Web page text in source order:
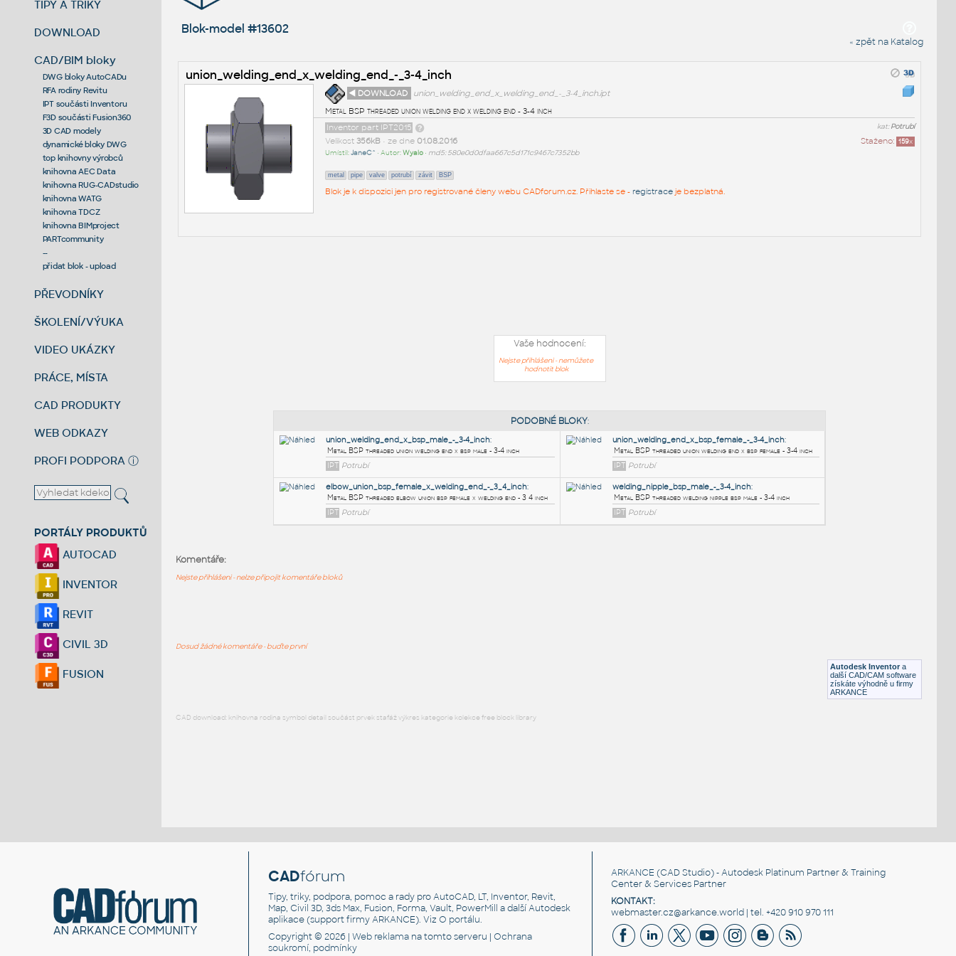
TIPY A TRIKY
DOWNLOAD
CAD/BIM bloky
DWG bloky AutoCADu
RFA rodiny Revitu
IPT součásti Inventoru
F3D součásti Fusion360
3D CAD modely
dynamické bloky DWG
top knihovny výrobců
knihovna AEC Data
knihovna RUG-CADstudio
knihovna WATG
knihovna TDCZ
knihovna BIMproject
PARTcommunity
--
přidat blok - upload
PŘEVODNÍKY
ŠKOLENÍ/VÝUKA
VIDEO UKÁZKY
PRÁCE, MÍSTA
CAD PRODUKTY
WEB ODKAZY
PROFI PODPORA ⓘ
PORTÁLY PRODUKTŮ
AUTOCAD
INVENTOR
REVIT
CIVIL 3D
FUSION
Blok-model #13602
« zpět na Katalog
union_welding_end_x_welding_end_-_3-4_inch
◄ DOWNLOAD
union_welding_end_x_welding_end_-_3-4_inch.ipt
Metal BSP threaded union welding end x welding end - 3-4 inch
kat:Potrubí
Inventor part IPT2015
Staženo: 159x
Velikost 356kB• ze dne 01.08.2016
Umístil:JaneC^ • Autor:Wyalo• md5: 580e0d0dfaa667c5d171c9467c7352bb
metal pipe valve potrubí závit BSP
Blok je k dispozici jen pro registrované členy webu CADforum.cz. Přihlaste se - registraceje bezplatná.
Vaše hodnocení:
Nejste přihlášeni - nemůžete
hodnotit blok
Autodesk Inventor a
další CAD/CAM software
získáte výhodně u firmy
ARKANCE
Komentáře:
Nejste přihlášeni - nelze připojit komentáře bloků
Dosud žádné komentáře - buďte první
CAD download: knihovna rodina symbol detail součást prvek stafáž výkres kategorie kolekce free block library
CADfórum
Tipy, triky, podpora, pomoc a rady pro AutoCAD, LT, Inventor, Revit,
Map, Civil 3D, 3ds Max, Fusion, Forma, Vault, PowerMill a další Autodesk
aplikace (support firmy ARKANCE). VizO portálu.
Copyright © 2026 |Web reklama na tomto serveru |Ochrana
soukromí, podmínky
ARKANCE (CAD Studio) - Autodesk Platinum Partner & Training
Center & Services Partner
KONTAKT:
webmaster.cz@arkance.world | tel. +420 910 970 111